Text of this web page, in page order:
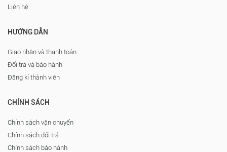
Liên hệ
HƯỚNG DẪN
Giao nhận và thanh toán
Đổi trả và bảo hành
Đăng kí thành viên
CHÍNH SÁCH
Chính sách vận chuyển
Chính sách đổi trả
Chính sách bảo hành